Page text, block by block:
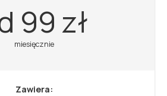
99 zł
miesięcznie
Zawiera: